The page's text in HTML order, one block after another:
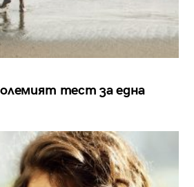
тест за една